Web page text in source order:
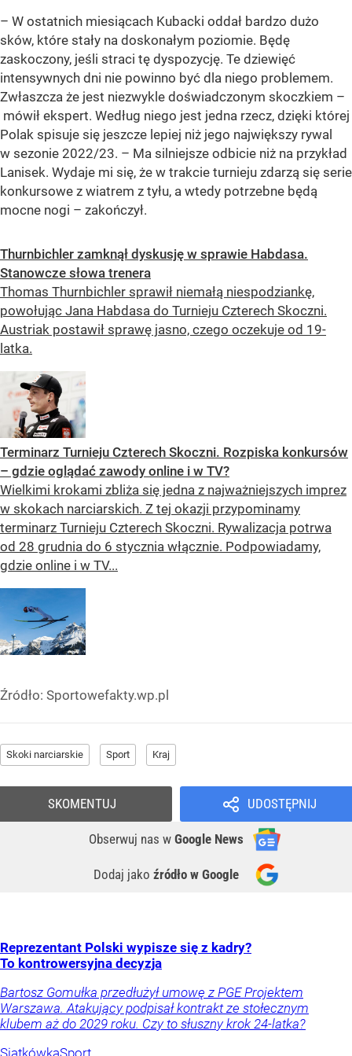
– W ostatnich miesiącach Kubacki oddał bardzo dużo
sków, które stały na doskonałym poziomie. Będę
zaskoczony, jeśli straci tę dyspozycję. Te dziewięć
intensywnych dni nie powinno być dla niego problemem.
Zwłaszcza że jest niezwykle doświadczonym skoczkiem –
mówił ekspert. Według niego jest jedna rzecz, dzięki której
Polak spisuje się jeszcze lepiej niż jego największy rywal
w sezonie 2022/23. – Ma silniejsze odbicie niż na przykład
Lanisek. Wydaje mi się, że w trakcie turnieju zdarzą się serie
konkursowe z wiatrem z tyłu, a wtedy potrzebne będą
mocne nogi – zakończył.
Thurnbichler zamknął dyskusję w sprawie Habdasa.
Stanowcze słowa trenera
Thomas Thurnbichler sprawił niemałą niespodziankę,
powołując Jana Habdasa do Turnieju Czterech Skoczni.
Austriak postawił sprawę jasno, czego oczekuje od 19-
latka.
Terminarz Turnieju Czterech Skoczni. Rozpiska konkursów
– gdzie oglądać zawody online i w TV?
Wielkimi krokami zbliża się jedna z najważniejszych imprez
w skokach narciarskich. Z tej okazji przypominamy
terminarz Turnieju Czterech Skoczni. Rywalizacja potrwa
od 28 grudnia do 6 stycznia włącznie. Podpowiadamy,
gdzie online i w TV...
Źródło: Sportowefakty.wp.pl
Skoki narciarskie Sport Kraj
UDOSTĘPNIJ
Obserwuj nas w Google News
Dodaj jako źródło w Google
SKOMENTUJ
Reprezentant Polski wypisze się z kadry?
To kontrowersyjna decyzja
Bartosz Gomułka przedłużył umowę z PGE Projektem
Warszawa. Atakujący podpisał kontrakt ze stołecznym
klubem aż do 2029 roku. Czy to słuszny krok 24-latka?